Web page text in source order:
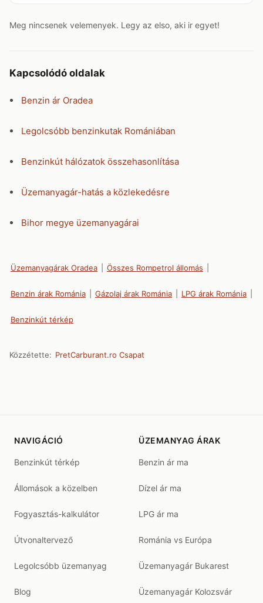
Meg nincsenek velemenyek. Legy az elso, aki ir egyet!
Kapcsolódó oldalak
Benzin ár Oradea
Legolcsóbb benzinkutak Romániában
Benzinkút hálózatok összehasonlítása
Üzemanyagár-hatás a közlekedésre
Bihor megye üzemanyagárai
Üzemanyagárak Oradea Összes Rompetrol állomás
Benzin árak Románia Gázolaj árak Románia LPG árak Románia
Benzinkút térkép
Közzétette: PretCarburant.ro Csapat
NAVIGÁCIÓ
Benzinkút térkép
Állomások a közelben
Fogyasztás-kalkulátor
Útvonaltervező
Legolcsóbb üzemanyag
Blog
ÜZEMANYAG ÁRAK
Benzin ár ma
Dízel ár ma
LPG ár ma
Románia vs Európa
Üzemanyagár Bukarest
Üzemanyagár Kolozsvár